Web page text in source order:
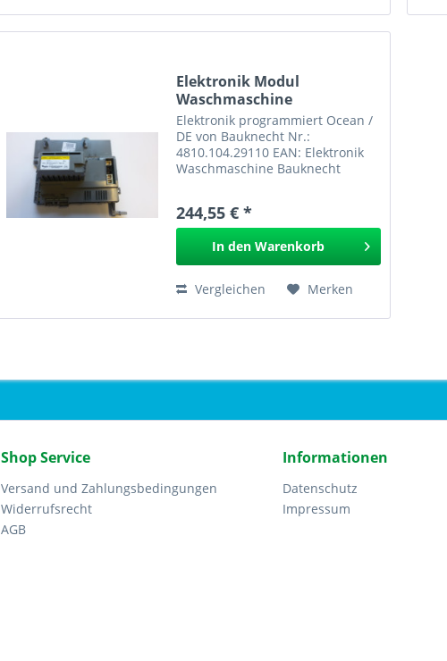
Elektronik Modul
Waschmaschine
programmiert...
Elektronik programmiert Ocean /
DE von Bauknecht Nr.:
4810.104.29110 EAN: Elektronik
Waschmaschine Bauknecht
244,55 € *
In den Warenkorb
Vergleichen Merken
Shop Service
Versand und Zahlungsbedingungen
Widerrufsrecht
AGB
Informationen
Datenschutz
Impressum